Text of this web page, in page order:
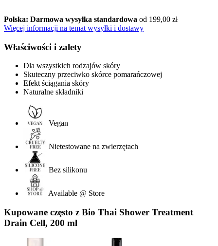
Polska: Darmowa wysyłka standardowa od 199,00 zł
Więcej informacji na temat wysyłki i dostawy
Właściwości i zalety
Dla wszystkich rodzajów skóry
Skuteczny przeciwko skórce pomarańczowej
Efekt ściągania skóry
Naturalne składniki
Vegan
Nietestowane na zwierzętach
Bez silikonu
Available @ Store
Kupowane często z Bio Thai Shower Treatment
Drain Cell, 200 ml